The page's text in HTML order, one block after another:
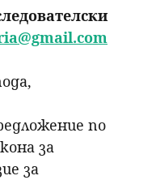
по
за
за